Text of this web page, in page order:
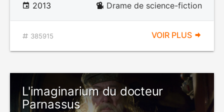
2013 Drame de science-fiction
385915 VOIR PLUS
L'imaginarium du docteur
Parnassus